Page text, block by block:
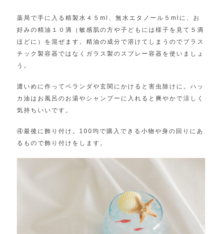
薬局で手に入る精製水４５ml、無水エタノール５mlに、お
好みの精油１０滴（敏感肌の方や子どもには様子を見て５滴
ほどに）を混ぜます。精油の成分で溶けてしまうのでプラス
チック製容器ではなくガラス製のスプレー容器を使いましょ
う。
濃いめに作ってベランダや玄関にかけると害虫除けに。ハッ
カ油はお風呂のお湯やシャンプーに入れると爽やかで涼しく
気持ちいいです。
④最後に飾り付け。100均で購入できる小物や身の回りにあ
るも ので飾り付けをします。